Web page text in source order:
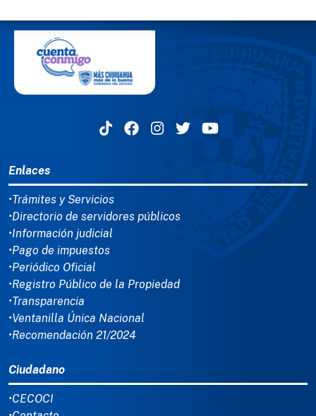
Enlaces
•Trámites y Servicios
•Directorio de servidores públicos
•Información judicial
•Pago de impuestos
•Periódico Oficial
•Registro Público de la Propiedad
•Transparencia
•Ventanilla Única Nacional
•Recomendación 21/2024
Ciudadano
•CECOCI